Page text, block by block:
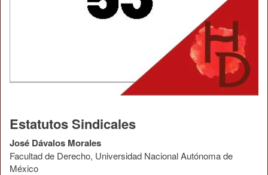
Estatutos Sindicales
José Dávalos Morales
Facultad de Derecho, Universidad Nacional Autónoma de
México